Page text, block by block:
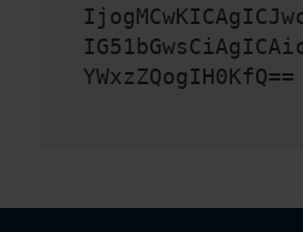
YWxzZQogIH0KfQ==